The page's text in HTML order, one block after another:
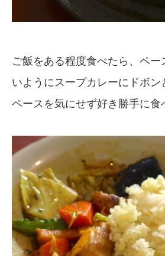
ご飯をある程度食べたら、ペー
いようにスープカレーにドボン
ペースを気にせず好き勝手に食